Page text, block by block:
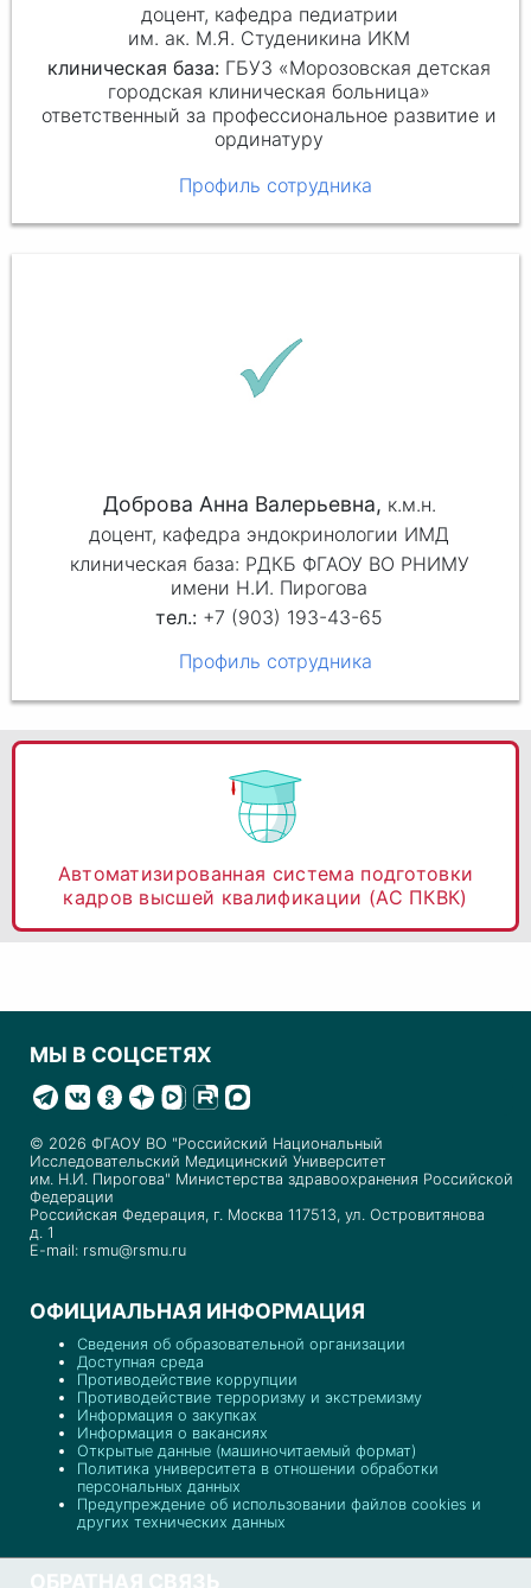
доцент, кафедра педиатрии
им. ак. М.Я. Студеникина ИКМ
клиническая база: ГБУЗ «Морозовская детская
городская клиническая больница»
ответственный за профессиональное развитие и
ординатуру
Профиль сотрудника
Доброва Анна Валерьевна, к.м.н.
доцент, кафедра эндокринологии ИМД
клиническая база: РДКБ ФГАОУ ВО РНИМУ
имени Н.И. Пирогова
+7 (903) 193-43-65
Профиль сотрудника
Автоматизированная система подготовки
кадров высшей квалификации (АС ПКВК)
МЫ В СОЦСЕТЯХ
© 2026 ФГАОУ ВО "Российский Национальный
Исследовательский Медицинский Университет
им. Н.И. Пирогова" Министерства здравоохранения Российской
Федерации
Российская Федерация, г. Москва 117513, ул. Островитянова
д. 1
E-mail: rsmu@rsmu.ru
ОФИЦИАЛЬНАЯ ИНФОРМАЦИЯ
Сведения об образовательной организации
Доступная среда
Противодействие коррупции
Противодействие терроризму и экстремизму
Информация о закупках
Информация о вакансиях
Открытые данные (машиночитаемый формат)
Политика университета в отношении обработки
персональных данных
Предупреждение об использовании файлов cookies и
других технических данных
ОБРАТНАЯ СВЯЗЬ